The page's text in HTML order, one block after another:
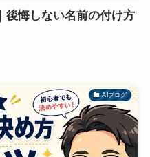
後悔しない名前の付け方
AIブログ